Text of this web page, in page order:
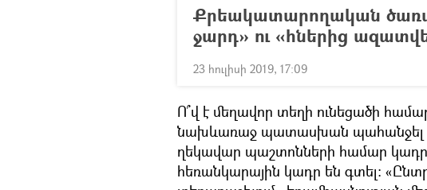
Քրեակատարողական
ջարդ» ու «հներից
23 հուլիսի 2019, 17:09
Ո՞վ է մեղավոր տեղի ունեցածի
նախևառաջ պատասխան պահանջել
ղեկավար պաշտոնների համար
հեռանկարային կադր են գտել։